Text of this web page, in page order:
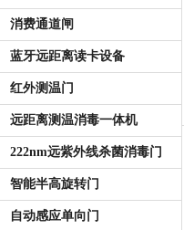
消费通道闸
蓝牙远距离读卡设备
红外测温门
远距离测温消毒一体机
222nm远紫外线杀菌消毒门
智能半高旋转门
自动感应单向门